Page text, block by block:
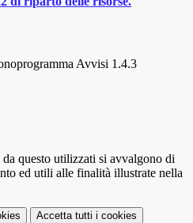
Avvisi 1.4.3
questo utilizzati si avvalgono di
ed utili alle finalità illustrate nella
Accetta tutti i cookies